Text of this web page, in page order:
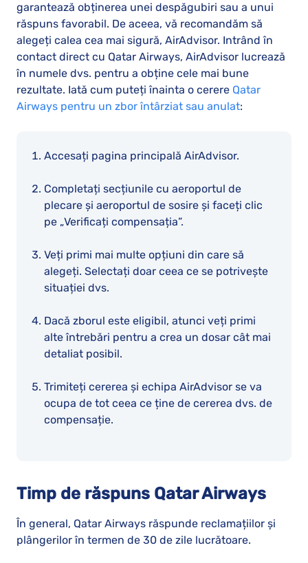
garantează obținerea unei despăgubiri sau a unui
răspuns favorabil. De aceea, vă recomandăm să
alegeți calea cea mai sigură, AirAdvisor. Intrând în
contact direct cu Qatar Airways, AirAdvisor lucrează
în numele dvs. pentru a obține cele mai bune
rezultate. Iată cum puteți înainta o cerere Qatar
Airways pentru un zbor întârziat sau anulat:
Accesați pagina principală AirAdvisor.
Completați secțiunile cu aeroportul de
plecare și aeroportul de sosire și faceți clic
pe „Verificați compensația”.
Veți primi mai multe opțiuni din care să
alegeți. Selectați doar ceea ce se potrivește
situației dvs.
Dacă zborul este eligibil, atunci veți primi
alte întrebări pentru a crea un dosar cât mai
detaliat posibil.
Trimiteți cererea și echipa AirAdvisor se va
ocupa de tot ceea ce ține de cererea dvs. de
compensație.
Timp de răspuns Qatar Airways
În general, Qatar Airways răspunde reclamațiilor și
plângerilor în termen de 30 de zile lucrătoare.